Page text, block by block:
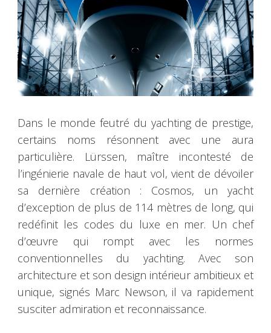
Dans le monde feutré du yachting de prestige,
certains noms résonnent avec une aura
particulière. Lürssen, maître incontesté de
l’ingénierie navale de haut vol, vient de dévoiler
sa dernière création : Cosmos, un yacht
d’exception de plus de 114 mètres de long, qui
redéfinit les codes du luxe en mer. Un chef
d’œuvre qui rompt avec les normes
conventionnelles du yachting. Avec son
architecture et son design intérieur ambitieux et
unique, signés Marc Newson, il va rapidement
susciter admiration et reconnaissance.